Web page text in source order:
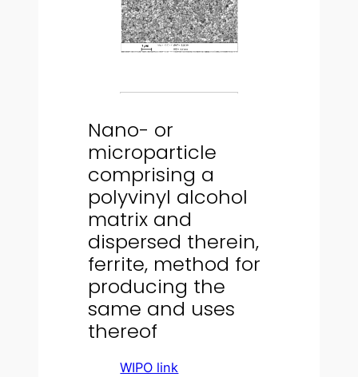
Nano- or
microparticle
comprising a
polyvinyl alcohol
matrix and
dispersed therein,
ferrite, method for
producing the
same and uses
thereof
WIPO link